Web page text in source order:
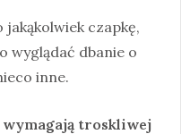
czapkę,
wyglądać dbanie o
inne.
wymagają troskliwej